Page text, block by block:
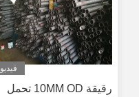
فيديو
رقيقة 10MM OD تحمل